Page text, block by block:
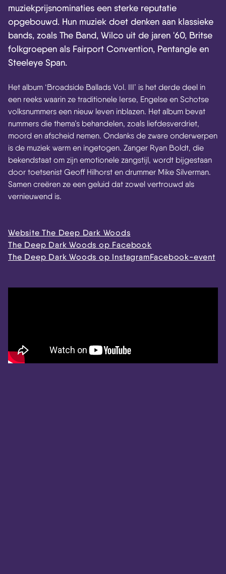
muziekprijsnominaties een sterke reputatie
opgebouwd. Hun muziek doet denken aan klassieke
bands, zoals The Band, Wilco uit de jaren '60, Britse
folkgroepen als Fairport Convention, Pentangle en
Steeleye Span.
Het album ‘Broadside Ballads Vol. III’ is het derde deel in
een reeks waarin ze traditionele Ierse, Engelse en Schotse
volksnummers een nieuw leven inblazen. Het album bevat
nummers die thema’s behandelen, zoals liefdesverdriet,
moord en afscheid nemen. Ondanks de zware onderwerpen
is de muziek warm en ingetogen. Zanger Ryan Boldt, die
bekendstaat om zijn emotionele zangstijl, wordt bijgestaan
door toetsenist Geoff Hilhorst en drummer Mike Silverman.
Samen creëren ze een geluid dat zowel vertrouwd als
vernieuwend is.
Website The Deep Dark Woods
The Deep Dark Woods op Facebook
The Deep Dark Woods op InstagramFacebook-event